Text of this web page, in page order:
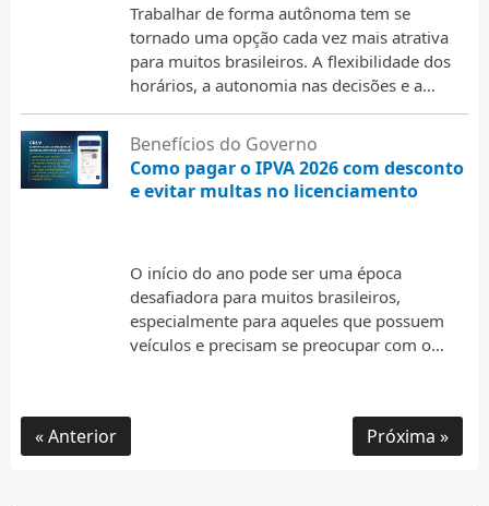
Trabalhar de forma autônoma tem se
tornado uma opção cada vez mais atrativa
para muitos brasileiros. A flexibilidade dos
horários, a autonomia nas decisões e a
possibilidade de transformar …
Benefícios do Governo
Como pagar o IPVA 2026 com desconto
e evitar multas no licenciamento
O início do ano pode ser uma época
desafiadora para muitos brasileiros,
especialmente para aqueles que possuem
veículos e precisam se preocupar com o
Anterior Próxima